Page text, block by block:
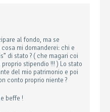
al fondo, ma se
mi domanderei: chi e
di stato ? ( che magari coi
stipendio !!! ) Lo stato
del mio patrimonio e poi
conto proprio niente ?
beffe !